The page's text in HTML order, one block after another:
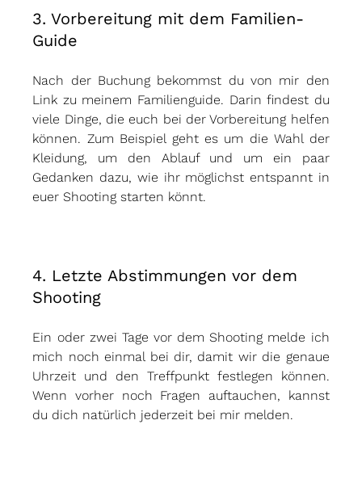
3. Vorbereitung mit dem Familien-
Guide
Nach der Buchung bekommst du von mir den
Link zu meinem Familienguide. Darin findest du
viele Dinge, die euch bei der Vorbereitung helfen
können. Zum Beispiel geht es um die Wahl der
Kleidung, um den Ablauf und um ein paar
Gedanken dazu, wie ihr möglichst entspannt in
euer Shooting starten könnt.
4. Letzte Abstimmungen vor dem
Shooting
Ein oder zwei Tage vor dem Shooting melde ich
mich noch einmal bei dir, damit wir die genaue
Uhrzeit und den Treffpunkt festlegen können.
Wenn vorher noch Fragen auftauchen, kannst
du dich natürlich jederzeit bei mir melden.